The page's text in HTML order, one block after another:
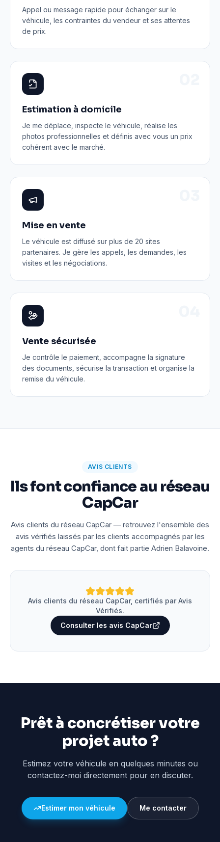
Appel ou message rapide pour échanger sur le
véhicule, les contraintes du vendeur et ses attentes
de prix.
Estimation à domicile
Je me déplace, inspecte le véhicule, réalise les
photos professionnelles et définis avec vous un prix
cohérent avec le marché.
Mise en vente
Le véhicule est diffusé sur plus de 20 sites
partenaires. Je gère les appels, les demandes, les
visites et les négociations.
Vente sécurisée
Je contrôle le paiement, accompagne la signature
des documents, sécurise la transaction et organise la
remise du véhicule.
AVIS CLIENTS
Ils font confiance au réseau
CapCar
Avis clients du réseau CapCar — retrouvez l'ensemble des
avis vérifiés laissés par les clients accompagnés par les
agents du réseau CapCar, dont fait partie Adrien Balavoine.
Avis clients du réseau CapCar, certifiés par Avis
Vérifiés.
Consulter les avis CapCar
Prêt à concrétiser votre
projet auto ?
Estimez votre véhicule en quelques minutes ou
contactez-moi directement pour en discuter.
Estimer mon véhicule Me contacter